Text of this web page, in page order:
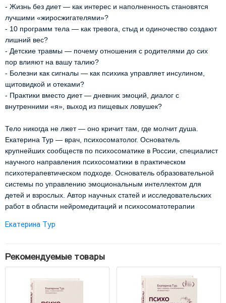
- Жизнь без диет — как интерес и наполненность становятся
лучшими «жиросжигателями»?
- 10 программ тела — как тревога, стыд и одиночество создают
лишний вес?
- Детские травмы — почему отношения с родителями до сих
пор влияют на вашу талию?
- Болезни как сигналы — как психика управляет инсулином,
щитовидкой и отеками?
- Практики вместо диет — дневник эмоций, диалог с
внутренними «я», выход из пищевых ловушек?
Тело никогда не лжет — оно кричит там, где молчит душа.
Екатерина Тур — врач, психосоматолог. Основатель
крупнейших сообществ по психосоматике в России, специалист
научного направления психосоматики в практическом
психотерапевтическом подходе. Основатель образовательной
системы по управлению эмоциональным интеллектом для
детей и взрослых. Автор научных статей и исследовательских
работ в области нейромедитаций и психосоматотерапии
Екатерина Тур
Рекомендуемые товары